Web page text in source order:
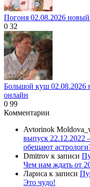
Погоня 02.08.2026
0 32
Большой куш 02.08.2026
онлайн
0 99
Комментарии
Avtorinok
выпуск 22.12.2022
обещают
Dmitrov к записи
Чем нам ждать от
Лариса к записи
Это чудо!